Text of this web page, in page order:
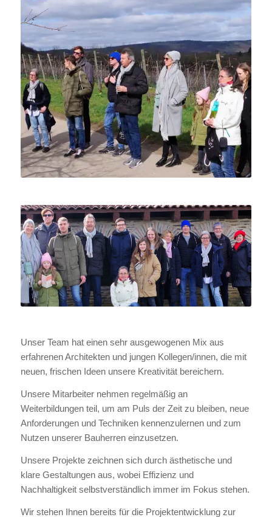
Unser Team hat einen sehr ausgewogenen Mix aus
erfahrenen Architekten und jungen Kollegen/innen, die mit
neuen, frischen Ideen unsere Kreativität bereichern.
Unsere Mitarbeiter nehmen regelmäßig an
Weiterbildungen teil, um am Puls der Zeit zu bleiben, neue
Anforderungen und Techniken kennenzulernen und zum
Nutzen unserer Bauherren einzusetzen.
Unsere Projekte zeichnen sich durch ästhetische und
klare Gestaltungen aus, wobei Effizienz und
Nachhaltigkeit selbstverständlich immer im Fokus stehen.
Wir stehen Ihnen bereits für die Projektentwicklung zur